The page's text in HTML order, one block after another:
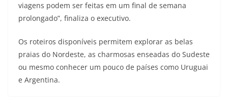
viagens podem ser feitas em um final de semana
prolongado”, finaliza o executivo.
Os roteiros disponíveis permitem explorar as belas
praias do Nordeste, as charmosas enseadas do Sudeste
ou mesmo conhecer um pouco de países como Uruguai
e Argentina.